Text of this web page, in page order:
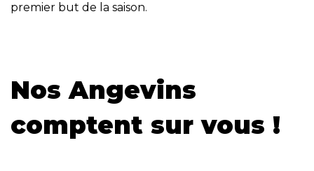
premier but de la saison.
Nos Angevins
comptent sur vous !